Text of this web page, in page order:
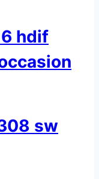
hdif
sw